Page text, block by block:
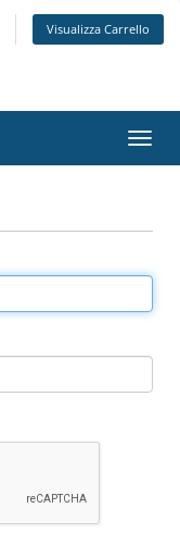
Visualizza Carrello
Attiva